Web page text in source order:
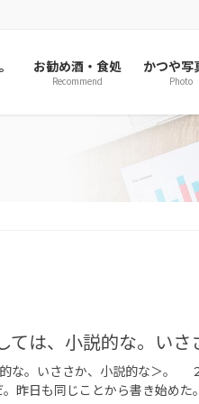
お勧め酒・食処
Recommend
かつや写
Photo
は、小説的な。いさ
な。いささか、小説的な＞。
昨日も同じことから書き始め